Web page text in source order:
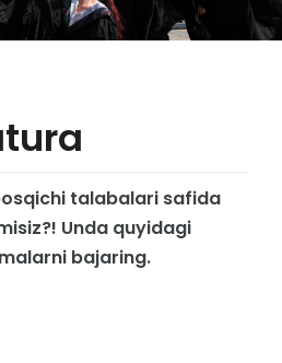
talabalari safida
Unda quyidagi
bajaring.